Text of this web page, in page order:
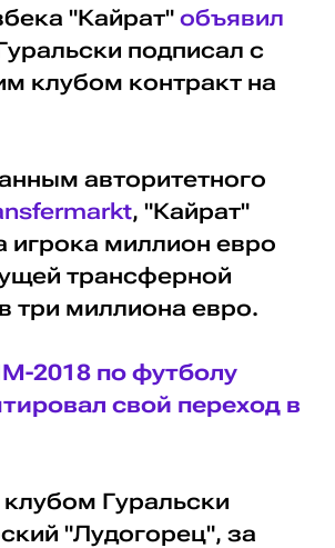
"Кайрат" объявил
подписал с
клубом контракт на
авторитетного
, "Кайрат"
игрока миллион евро
трансферной
три миллиона евро.
2018 по футболу
свой переход в
Гуральски
"Лудогорец", за